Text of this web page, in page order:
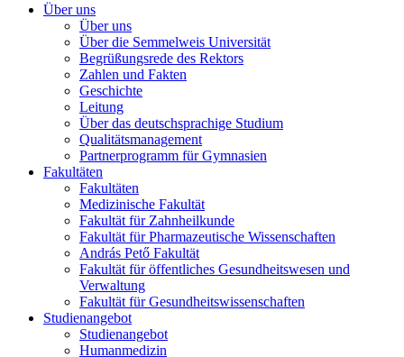
Über uns
Über uns
Über die Semmelweis Universität
Begrüßungsrede des Rektors
Zahlen und Fakten
Geschichte
Leitung
Über das deutschsprachige Studium
Qualitätsmanagement
Partnerprogramm für Gymnasien
Fakultäten
Fakultäten
Medizinische Fakultät
Fakultät für Zahnheilkunde
Fakultät für Pharmazeutische Wissenschaften
András Pető Fakultät
Fakultät für öffentliches Gesundheitswesen und
Verwaltung
Fakultät für Gesundheitswissenschaften
Studienangebot
Studienangebot
Humanmedizin